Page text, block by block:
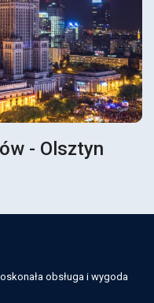
- Olsztyn
obsługa i wygoda